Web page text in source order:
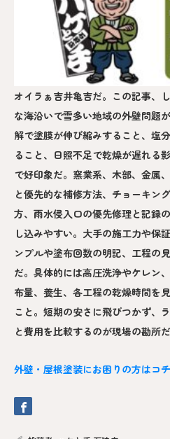
オイラぁ吉井亀吉だ。この記事、
な海沿いで雪多い地域の外壁問題
解で塗膜が伸び縮みすること、塩
ること、日照不足で乾燥が遅れる
で好印象だ。窯業系、木部、金属
と優先的な補修方法、チョーキン
方、雨水侵入口の優先修理と記録
し込みやすい。大手の施工力や保
ンプルや塗布回数の明記、工程の
だ。具体的には高圧洗浄やケレン
布量、養生、各工程の乾燥時間を
こと。短期の安さに飛びつかず、
と費用を比較するのが現場の勘所
外壁・屋根塗装にお困りの方はコ